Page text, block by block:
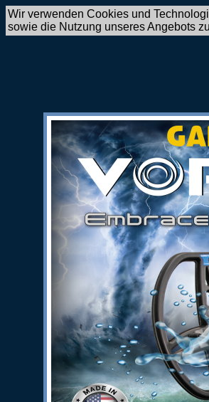
Wir verwenden Cookies und
sowie die Nutzung unseres Angebots